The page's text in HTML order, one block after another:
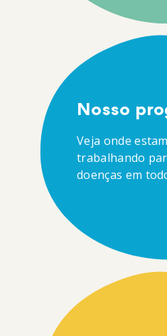
Nosso
Veja onde
trabalhando
doenças em